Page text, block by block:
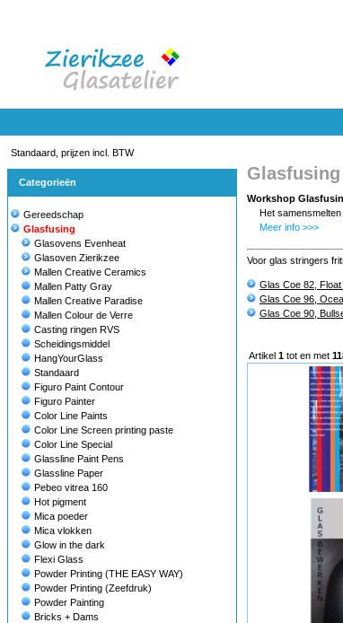
Standaard, prijzen incl. BTW
Categorieën
Gereedschap
Glasfusing
Glasovens Evenheat
Glasoven Zierikzee
Mallen Creative Ceramics
Mallen Patty Gray
Mallen Creative Paradise
Mallen Colour de Verre
Casting ringen RVS
Scheidingsmiddel
HangYourGlass
Standaard
Figuro Paint Contour
Figuro Painter
Color Line Paints
Color Line Screen printing paste
Color Line Special
Glassline Paint Pens
Glassline Paper
Pebeo vitrea 160
Hot pigment
Mica poeder
Mica vlokken
Glow in the dark
Flexi Glass
Powder Printing (THE EASY WAY)
Powder Printing (Zeefdruk)
Powder Painting
Bricks + Dams
Glasfusing
Workshop
Het
Meer info >>>
Voor glas stringers
Glas Coe 82,
Glas Coe 96,
Glas Coe 90,
Artikel 1 tot en met